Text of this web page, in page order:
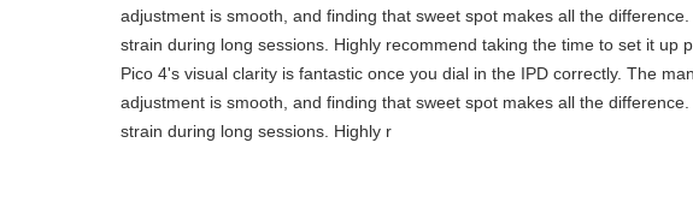
adjustment is smooth, and finding that sweet spot makes all the
strain during long sessions. Highly recommend taking the time to set it up
Pico 4's visual clarity is fantastic once you dial in the IPD correctly. The
adjustment is smooth, and finding that sweet spot makes all the
strain during long sessions. Highly r